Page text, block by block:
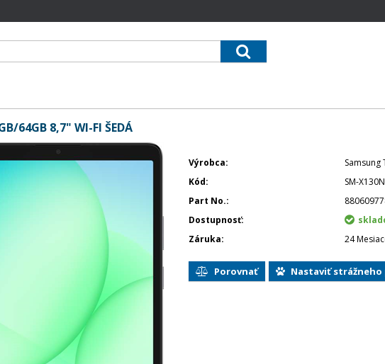
64GB 8,7" WI-FI ŠEDÁ
Výrobca
Samsung
Kód
SM-
Part No.
Dostupnosť
Záruka
24
Porovnať Nastaviť strážneho